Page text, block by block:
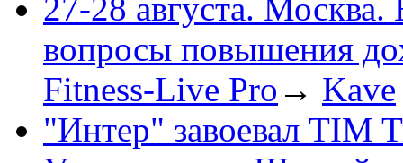
27-28 августа.
вопросы повышения
Fitness-Live Pro → Kave
"Интер" завоевал TIM